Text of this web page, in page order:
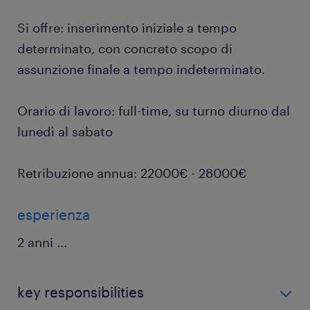
Si offre: inserimento iniziale a tempo
determinato, con concreto scopo di
assunzione finale a tempo indeterminato.
Orario di lavoro: full-time, su turno diurno dal
lunedì al sabato
Retribuzione annua: 22000€ - 28000€
esperienza
2 anni ...
key responsibilities